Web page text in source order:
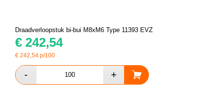
Draadverloopstuk bi-bui M8xM6 Type 11393 EVZ
€ 242,54
€242,54 p/100